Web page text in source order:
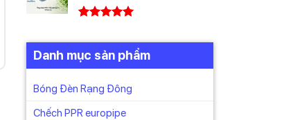
đánh giá
Danh mục sản phẩm
Bóng Đèn Rạng Đông
Chếch PPR europipe